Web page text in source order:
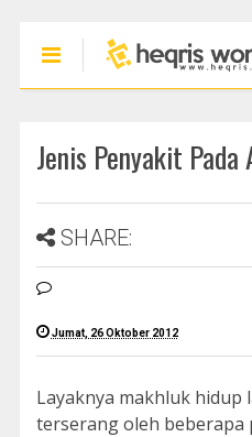
Jenis Penyakit Pada
SHARE:
Jumat, 26 Oktober 2012
Layaknya makhluk hidup
terserang oleh